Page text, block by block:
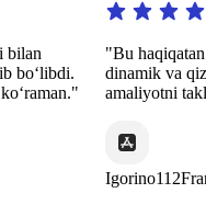
"Bu haqiqatan ham
dinamik va qiziqarli
amaliyotni taklif etadi."
Igorino112France